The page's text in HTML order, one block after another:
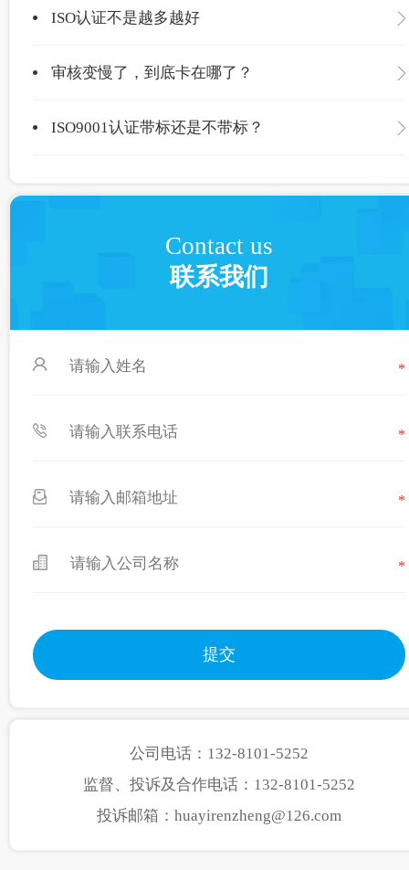
ISO认证不是越多越好
审核变慢了，到底卡在哪了？
ISO9001认证带标还是不带标？
Contact us
联系我们
*
*
*
*
公司电话：132-8101-5252
监督、投诉及合作电话：132-8101-5252
投诉邮箱：huayirenzheng@126.com